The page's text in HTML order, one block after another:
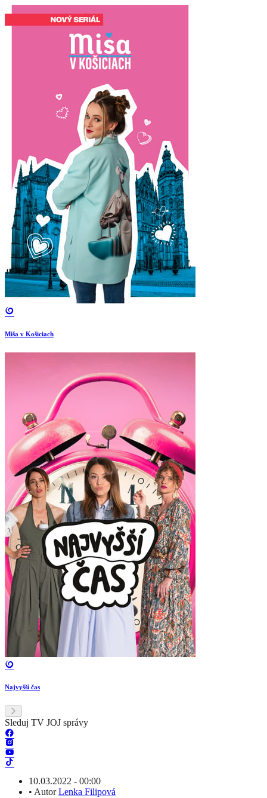
Miša v Košiciach
Najvyšší čas
Sleduj TV JOJ správy
10.03.2022 - 00:00
• AutorLenka Filipová